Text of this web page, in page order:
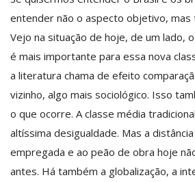
entender não o aspecto objetivo, mas
Vejo na situação de hoje, de um lado,
é mais importante para essa nova
a literatura chama de efeito
vizinho, algo mais sociológico. Isso
o que ocorre. A classe média
altíssima desigualdade. Mas a
empregada e ao peão de obra hoje
antes. Há também a globalização, a